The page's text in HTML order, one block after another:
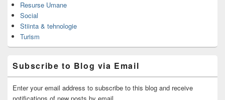
Resurse Umane
Social
Stiinta & tehnologie
Turism
Subscribe to Blog via Email
Enter your email address to subscribe to this blog and receive